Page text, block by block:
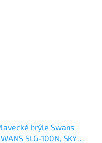
brýle Swans
SLG-100N, SKY